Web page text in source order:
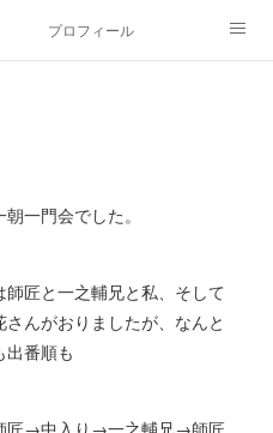
プロフィール
一門会でした。
匠と一之輔兄と私、そして
んがおりましたが、なんと
出番順も
→中入り→一之輔兄→師匠